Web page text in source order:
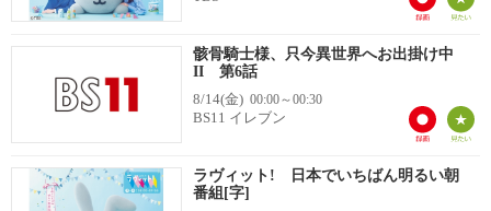
骸骨騎士様、只今異世界へお出掛け中
II 第6話
8/14(金) 00:00～00:30
BS11 イレブン
ラヴィット! 日本でいちばん明るい朝
番組[字]